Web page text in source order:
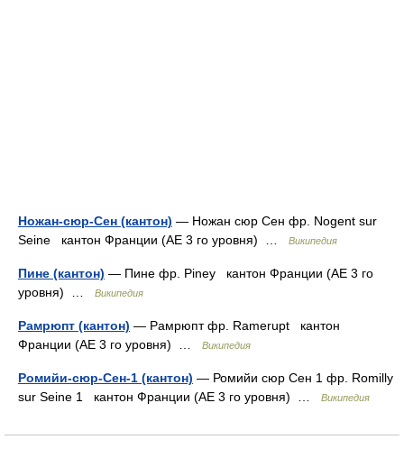
Ножан-сюр-Сен (кантон) — Ножан сюр Сен фр. Nogent sur
Seine кантон Франции (АЕ 3 го уровня) …
Википедия
Пине (кантон) — Пине фр. Piney кантон Франции (АЕ 3 го
уровня) …
Википедия
Рамрюпт (кантон) — Рамрюпт фр. Ramerupt кантон
Франции (АЕ 3 го уровня) …
Википедия
Ромийи-сюр-Сен-1 (кантон) — Ромийи сюр Сен 1 фр. Romilly
sur Seine 1 кантон Франции (АЕ 3 го уровня) …
Википедия